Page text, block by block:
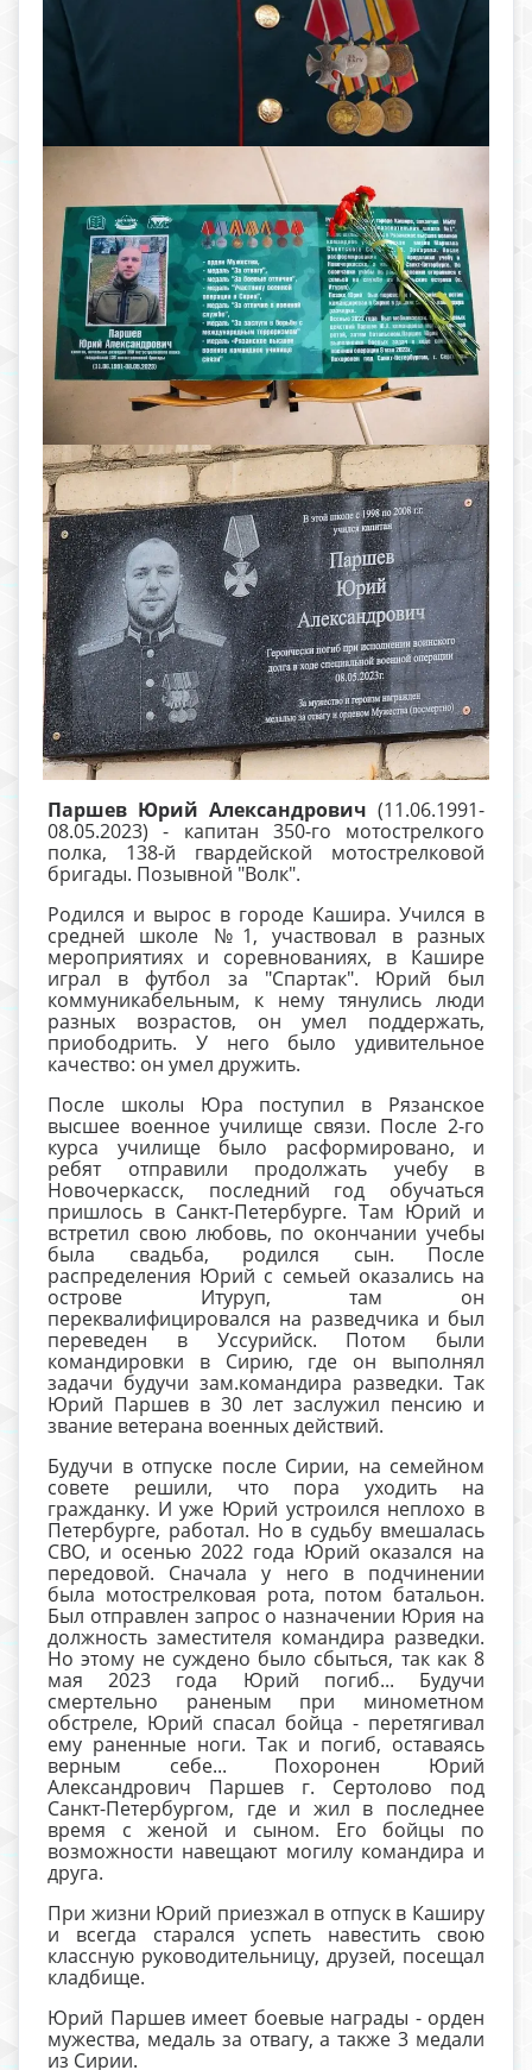
Паршев Юрий Александрович (11.06.1991-
08.05.2023) - капитан 350-го мотострелкого
полка, 138-й гвардейской мотострелковой
бригады. Позывной "Волк".
Родился и вырос в городе Кашира. Учился в
средней школе №1, участвовал в разных
мероприятиях и соревнованиях, в Кашире
играл в футбол за "Спартак". Юрий был
коммуникабельным, к нему тянулись люди
разных возрастов, он умел поддержать,
приободрить. У него было удивительное
качество: он умел дружить.
После школы Юра поступил в Рязанское
высшее военное училище связи. После 2-го
курса училище было расформировано, и
ребят отправили продолжать учебу в
Новочеркасск, последний год обучаться
пришлось в Санкт-Петербурге. Там Юрий и
встретил свою любовь, по окончании учебы
была свадьба, родился сын. После
распределения Юрий с семьей оказались на
острове Итуруп, там он
переквалифицировался на разведчика и был
переведен в Уссурийск. Потом были
командировки в Сирию, где он выполнял
задачи будучи зам.командира разведки. Так
Юрий Паршев в 30 лет заслужил пенсию и
звание ветерана военных действий.
Будучи в отпуске после Сирии, на семейном
совете решили, что пора уходить на
гражданку. И уже Юрий устроился неплохо в
Петербурге, работал. Но в судьбу вмешалась
СВО, и осенью 2022 года Юрий оказался на
передовой. Сначала у него в подчинении
была мотострелковая рота, потом батальон.
Был отправлен запрос о назначении Юрия на
должность заместителя командира разведки.
Но этому не суждено было сбыться, так как 8
мая 2023 года Юрий погиб... Будучи
смертельно раненым при минометном
обстреле, Юрий спасал бойца - перетягивал
ему раненные ноги. Так и погиб, оставаясь
верным себе... Похоронен Юрий
Александрович Паршев г. Сертолово под
Санкт-Петербургом, где и жил в последнее
время с женой и сыном. Его бойцы по
возможности навещают могилу командира и
друга.
При жизни Юрий приезжал в отпуск в Каширу
и всегда старался успеть навестить свою
классную руководительницу, друзей, посещал
кладбище.
Юрий Паршев имеет боевые награды - орден
мужества, медаль за отвагу, а также 3 медали
из Сирии.